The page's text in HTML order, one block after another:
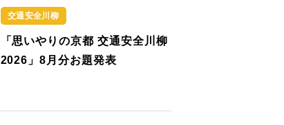
交通安全川柳
「思いやりの京都 交通安全川柳
2026」8月分お題発表